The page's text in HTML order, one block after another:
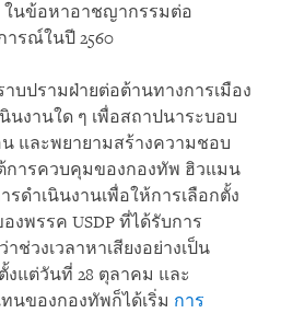
นข้อหาอาชญากรรมต่อ
ารณ์ในปี 2560
บปรามฝ่ายต่อต้านทางการเมือง
นงานใด ๆ เพื่อสถาปนาระบอบ
และพยายามสร้างความชอบ
การควบคุมของกองทัพ ฮิวแมน
ดำเนินงานเพื่อให้การเลือกตั้ง
พรรค USDP ที่ได้รับการ
วงเวลาหาเสียงอย่างเป็น
งแต่วันที่ 28 ตุลาคม และ
นของกองทัพก็ได้เริ่ม การ